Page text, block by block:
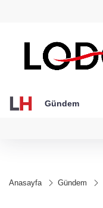
Gündem
Anasayfa Gündem